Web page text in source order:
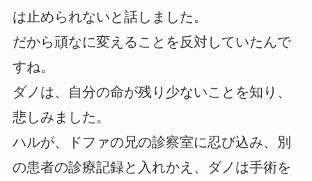
は止められないと話しました。
だから頑なに変えることを反対していたんで
すね。
ダノは、自分の命が残り少ないことを知り、
悲しみました。
ハルが、ドファの兄の診察室に忍び込み、別
の患者の診療記録と入れかえ、ダノは手術を